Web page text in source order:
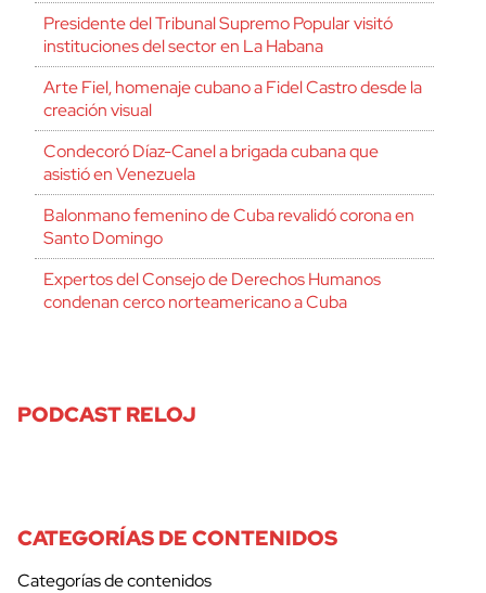
Presidente del Tribunal Supremo Popular visitó
instituciones del sector en La Habana
Arte Fiel, homenaje cubano a Fidel Castro desde la
creación visual
Condecoró Díaz-Canel a brigada cubana que
asistió en Venezuela
Balonmano femenino de Cuba revalidó corona en
Santo Domingo
Expertos del Consejo de Derechos Humanos
condenan cerco norteamericano a Cuba
PODCAST RELOJ
CATEGORÍAS DE CONTENIDOS
Categorías de contenidos